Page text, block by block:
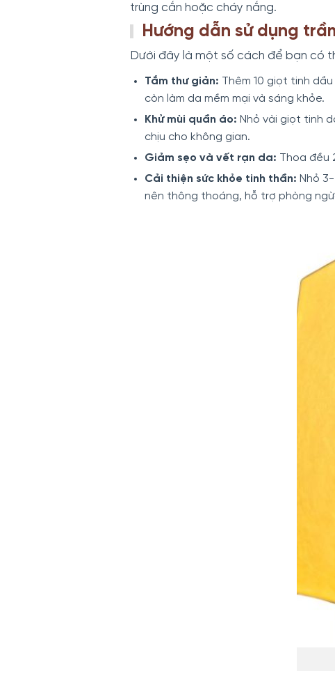
trùng cắn hoặc cháy nắng.
Hướng dẫn sử dụng
Dưới đây là một số cách để bạn có
Tắm thư giản: Thêm 10 giọt tinh
còn làm da mềm mại và sáng khỏe.
Khử mùi quần áo: Nhỏ vài giọt tinh
chịu cho không gian.
Giảm sẹo và vết rạn da: Thoa đều
Cải thiện sức khỏe tinh thần: Nhỏ
nên thông thoáng, hỗ trợ phòng